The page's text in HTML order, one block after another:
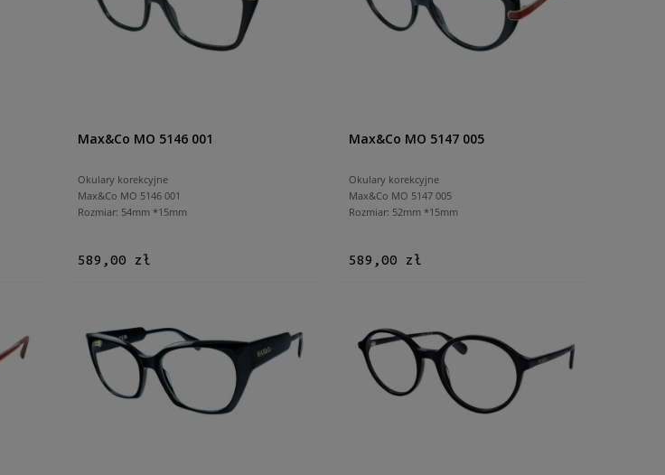
Max&Co MO 5146 001
Okulary korekcyjne
Max&Co MO 5146 001
Rozmiar: 54mm *15mm
589,00 zł
Max&Co MO 5147 005
Okulary korekcyjne
Max&Co MO 5147 005
Rozmiar: 52mm *15mm
589,00 zł